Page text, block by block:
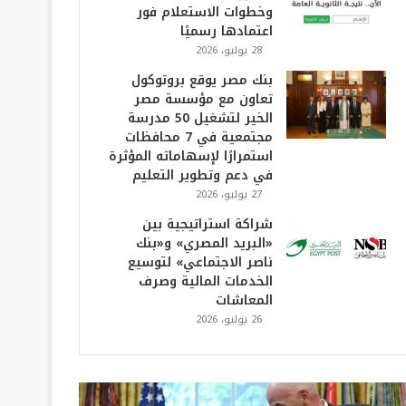
وخطوات الاستعلام فور
اعتمادها رسميًا
28 يوليو، 2026
بنك مصر يوقع بروتوكول
تعاون مع مؤسسة مصر
الخير لتشغيل 50 مدرسة
مجتمعية في 7 محافظات
استمرارًا لإسهاماته المؤثرة
في دعم وتطوير التعليم
27 يوليو، 2026
شراكة استراتيجية بين
«البريد المصري» و«بنك
ناصر الاجتماعي» لتوسيع
الخدمات المالية وصرف
المعاشات
26 يوليو، 2026